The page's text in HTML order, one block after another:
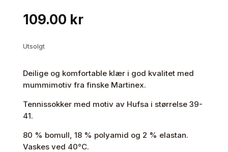
109.00 kr
Utsolgt
Deilige og komfortable klær i god kvalitet med
mummimotiv fra finske Martinex.
Tennissokker med motiv av Hufsa i størrelse 39-
41.
80 % bomull, 18 % polyamid og 2 % elastan.
Vaskes ved 40°C.